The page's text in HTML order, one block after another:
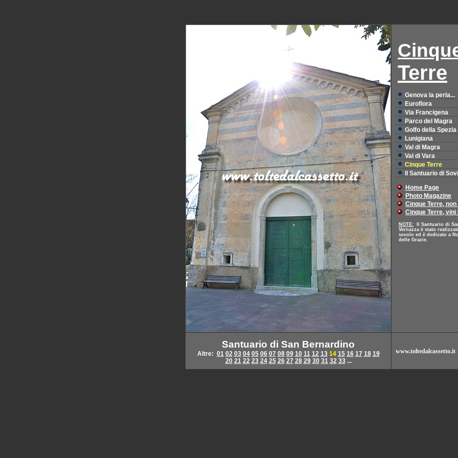
Terre
Genova la perla...
Euroflora
Via Francigena
Parco del Magra
Golfo della Spezia
Lunigiana
Val di Magra
Val di Vara
Cinque Terre
Il Santuario di
Home Page
Photo Magazine
Cinque Terre,
Cinque Terre, vini
NOTE: Il Santuario di
Vernazza è stato
secolo ed è dedicato a
delle Grazie.
Santuario di San Bernardino
Altre: 01 02 03 04 05 06 07 08 09 10 11 12 13 14 15 16 17 18 19
20 21 22 23 24 25 26 27 28 29 30 31 32 33...
www.toltedalcassetto.it